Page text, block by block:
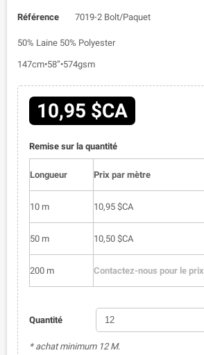
Référence 7019-2 Bolt/Paquet
50% Laine 50% Polyester
147cm•58”•574gsm
10,95 $CA
Remise sur la quantité
Longueur Prix par mètre
10 m 10,95 $CA
50 m 10,50 $CA
200 m Contactez-nous pour le prix
Quantité
* achat minimum 12 M.